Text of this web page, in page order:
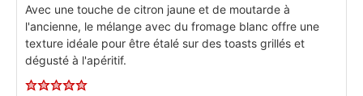
Avec une touche de citron jaune et de moutarde à
l'ancienne, le mélange avec du fromage blanc offre une
texture idéale pour être étalé sur des toasts grillés et
dégusté à l'apéritif.